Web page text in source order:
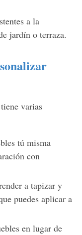
a la
jardín o terraza.
varias
tú misma
con
a tapizar y
puedes aplicar a
en lugar de